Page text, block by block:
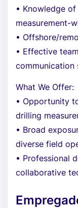
• Knowledge
measurement-
• Offshore/
• Effective
communication
What We Offer:
• Opportunity
drilling
• Broad
diverse field
• Professional
collaborative